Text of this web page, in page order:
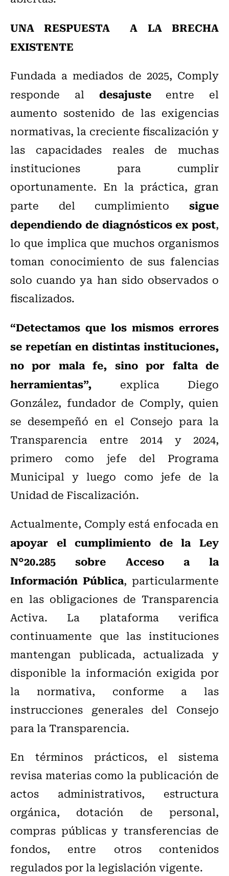
UNA RESPUESTA A LA BRECHA
EXISTENTE
Fundada a mediados de 2025, Comply
responde al desajusteentre el
aumento sostenido de las exigencias
normativas, la creciente fiscalización y
las capacidades reales de muchas
instituciones para cumplir
oportunamente. En la práctica, gran
parte del cumplimiento sigue
dependiendo de diagnósticos ex post,
lo que implica que muchos organismos
toman conocimiento de sus falencias
solo cuando ya han sido observados o
fiscalizados.
“Detectamos que los mismos errores
se repetían en distintas instituciones,
no por mala fe, sino por falta de
herramientas”, explica Diego
González, fundador de Comply, quien
se desempeñó en el Consejo para la
Transparencia entre 2014 y 2024,
primero como jefe del Programa
Municipal y luego como jefe de la
Unidad de Fiscalización.
Actualmente, Comply está enfocada en
apoyar el cumplimiento de la Ley
N°20.285 sobre Acceso a la
Información Pública, particularmente
en las obligaciones de Transparencia
Activa. La plataforma verifica
continuamente que las instituciones
mantengan publicada, actualizada y
disponible la información exigida por
la normativa, conforme a las
instrucciones generales del Consejo
para la Transparencia.
En términos prácticos, el sistema
revisa materias como la publicación de
actos administrativos, estructura
orgánica, dotación de personal,
compras públicas y transferencias de
fondos, entre otros contenidos
regulados por la legislación vigente.